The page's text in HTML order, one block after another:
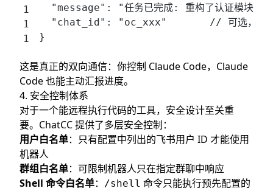
  "message": "任务已完成: 重构了认证模块",
"chat_id": "oc_xxx"       // 可选，指定
}
这是真正的双向通信：你控制 Claude Code，Claude
Code 也能主动汇报进度。
4. 安全控制体系
对于一个能远程执行代码的工具，安全设计至关重
要。ChatCC 提供了多层安全控制：
用户白名单：只有配置中列出的飞书用户 ID 才能使用
机器人
群组白名单：可限制机器人只在指定群聊中响应
Shell 命令白名单： /shell 命令只能执行预先配置的